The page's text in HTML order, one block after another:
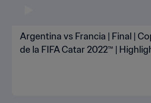
Argentina vs Francia | Final |
de la FIFA Catar 2022™ |